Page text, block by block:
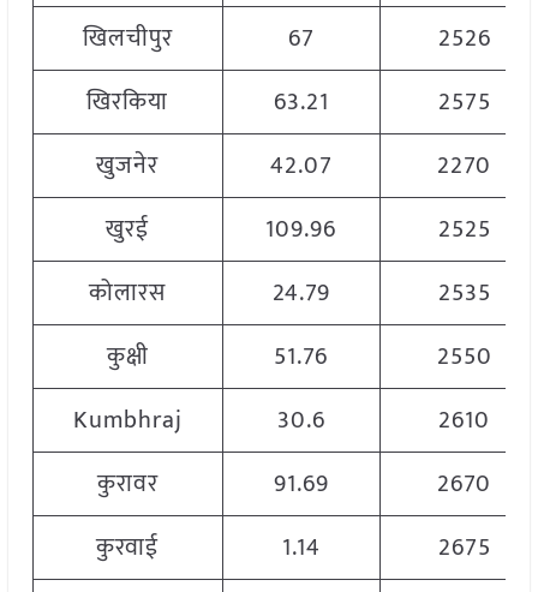
खिलचीपुर
67
2526
खिरकिया
63.21
2575
खुजनेर
42.07
2270
खुरई
109.96
2525
कोलारस
24.79
2535
कुक्षी
51.76
2550
Kumbhraj
30.6
2610
कुरावर
91.69
2670
कुरवाई
1.14
2675